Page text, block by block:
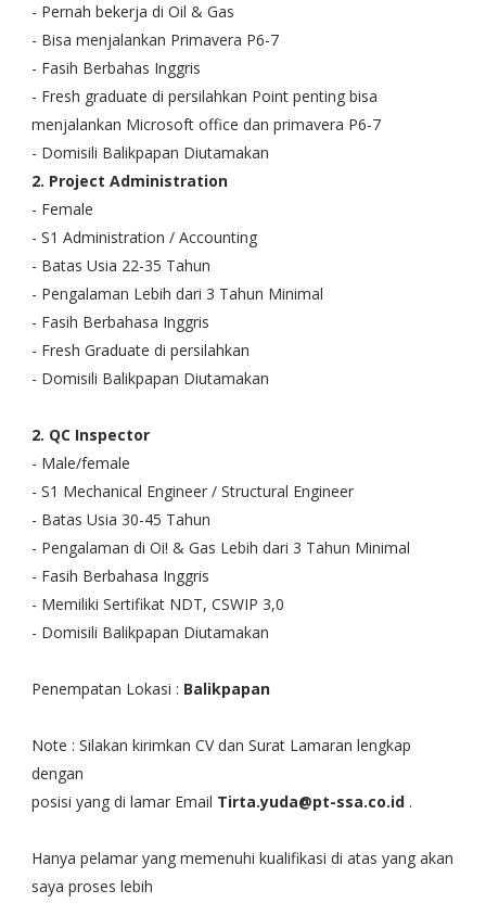
- Pernah bekerja di Oil & Gas
- Bisa menjalankan Primavera P6-7
- Fasih Berbahas Inggris
- Fresh graduate di persilahkan Point penting bisa
menjalankan Microsoft office dan primavera P6-7
- Domisili Balikpapan Diutamakan
2. Project Administration
- Female
- S1 Administration / Accounting
- Batas Usia 22-35 Tahun
- Pengalaman Lebih dari 3 Tahun Minimal
- Fasih Berbahasa Inggris
- Fresh Graduate di persilahkan
- Domisili Balikpapan Diutamakan
2. QC Inspector
- Male/female
- S1 Mechanical Engineer / Structural Engineer
- Batas Usia 30-45 Tahun
- Pengalaman di Oi! & Gas Lebih dari 3 Tahun Minimal
- Fasih Berbahasa Inggris
- Memiliki Sertifikat NDT, CSWIP 3,0
- Domisili Balikpapan Diutamakan
Penempatan Lokasi : Balikpapan
Note : Silakan kirimkan CV dan Surat Lamaran lengkap
dengan
posisi yang di lamar Email Tirta.yuda@pt-ssa.co.id.
Hanya pelamar yang memenuhi kualifikasi di atas yang akan
saya proses lebih